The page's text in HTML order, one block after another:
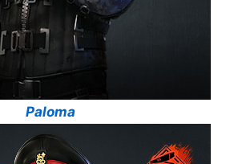
Paloma